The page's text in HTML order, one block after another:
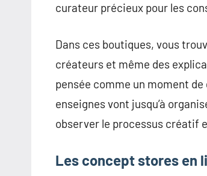
curateur précieux pour les
Dans ces boutiques, vous
créateurs et même des
pensée comme un moment
enseignes vont jusqu’à
observer le processus créatif
Les concept stores en